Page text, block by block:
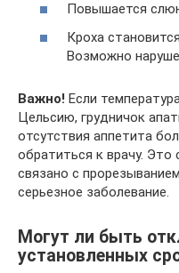
Повышается
Кроха
Возможно
Важно! Если
Цельсию, грудничок
отсутствия аппетита
обратиться к врачу.
связано с
серьезное заболевание.
Могут ли быть
установленных